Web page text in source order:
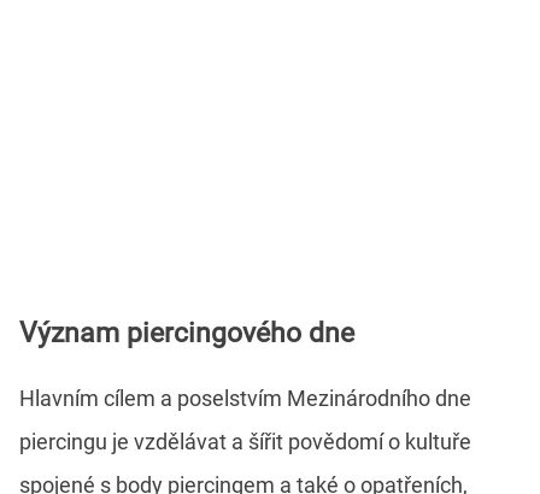
Význam piercingového dne
Hlavním cílem a poselstvím Mezinárodního dne
piercingu je vzdělávat a šířit povědomí o kultuře
spojené s body piercingem a také o opatřeních,